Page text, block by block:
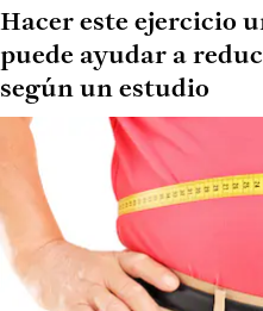
Hacer este ejercicio
puede ayudar a
según un estudio